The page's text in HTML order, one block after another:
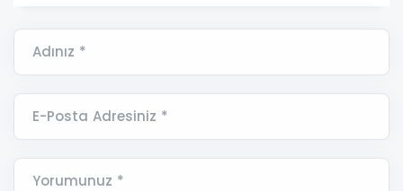
Adınız *
E-Posta Adresiniz *
Yorumunuz *